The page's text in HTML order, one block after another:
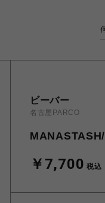
ビーバー
名古屋PARCO
￥7,700 税込